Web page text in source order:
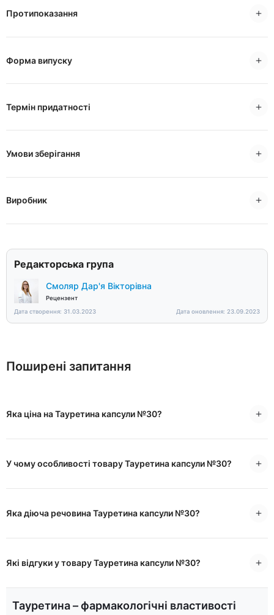
Протипоказання
Форма випуску
Термін придатності
Умови зберігання
Виробник
Редакторська група
Смоляр Дар'я Вікторівна
Рецензент
Дата створення: 31.03.2023
Дата оновлення: 23.09.2023
Поширені запитання
Яка ціна на Тауретина капсули №30?
У чому особливості товару Тауретина капсули №30?
Яка діюча речовина Тауретина капсули №30?
Які відгуки у товару Тауретина капсули №30?
Тауретина – фармакологічні властивості